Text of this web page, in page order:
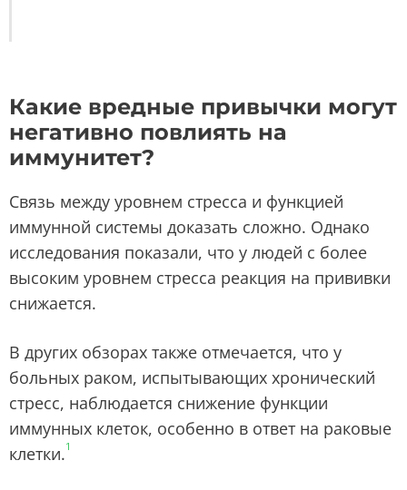
Какие вредные привычки могут
негативно повлиять на
иммунитет?
Связь между уровнем стресса и функцией
иммунной системы доказать сложно. Однако
исследования показали, что у людей с более
высоким уровнем стресса реакция на прививки
снижается.
В других обзорах также отмечается, что у
больных раком, испытывающих хронический
стресс, наблюдается снижение функции
иммунных клеток, особенно в ответ на раковые
клетки.1